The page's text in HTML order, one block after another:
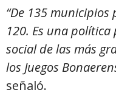
“De 135
120. Es una
social de las más
los Juegos
señaló.